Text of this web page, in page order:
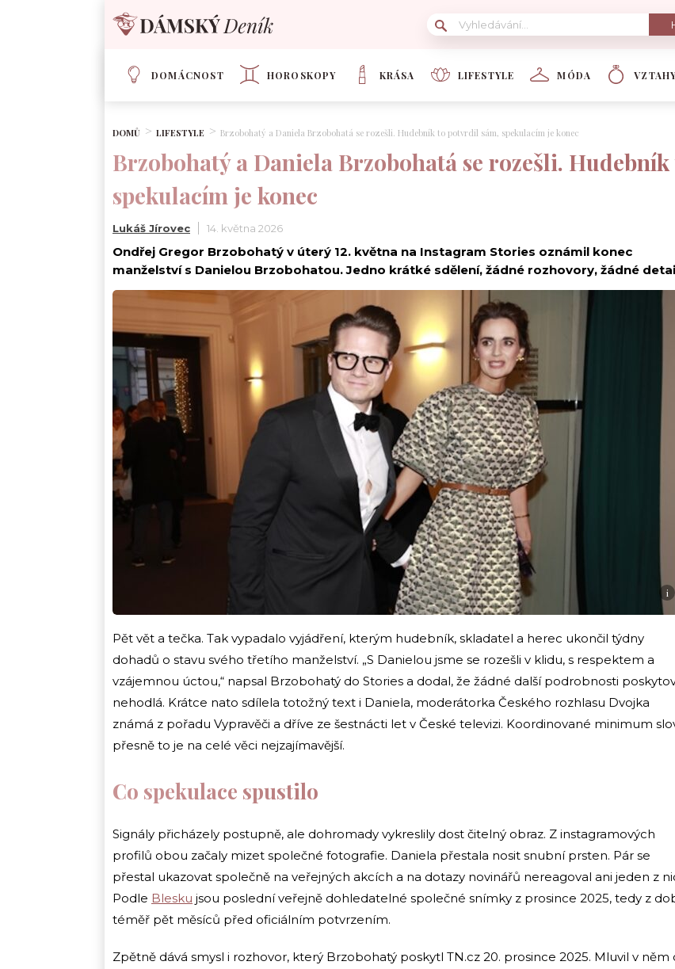
DOMÁCNOST HOROSKOPY KRÁSA LIFESTYLE MÓDA
DOMŮ LIFESTYLE Brzobohatý a Daniela Brzobohatá se rozešli. Hudebník to potvrdil sám, spekulacím je konec
Brzobohatý a Daniela Brzobohatá se rozešli.
spekulacím je konec
Lukáš Jírovec 14. května 2026
Ondřej Gregor Brzobohatý v úterý 12. května na Instagram Stories oznámil konec
manželství s Danielou Brzobohatou. Jedno krátké sdělení, žádné rozhovory, žádné
i
Pět vět a tečka. Tak vypadalo vyjádření, kterým hudebník, skladatel a herec ukončil týdny
dohadů o stavu svého třetího manželství. „S Danielou jsme se rozešli v klidu, s respektem a
vzájemnou úctou,“ napsal Brzobohatý do Stories a dodal, že žádné další podrobnosti
nehodlá. Krátce nato sdílela totožný text i Daniela, moderátorka Českého rozhlasu Dvojka
známá z pořadu Vypravěči a dříve ze šestnácti let v České televizi. Koordinované minimum
přesně to je na celé věci nejzajímavější.
Co spekulace spustilo
Signály přicházely postupně, ale dohromady vykreslily dost čitelný obraz. Z instagramových
profilů obou začaly mizet společné fotografie. Daniela přestala nosit snubní prsten. Pár se
přestal ukazovat společně na veřejných akcích a na dotazy novinářů nereagoval ani jeden z
Podle Blesku jsou poslední veřejně dohledatelné společné snímky z prosince 2025, tedy z
téměř pět měsíců před oficiálním potvrzením.
Zpětně dává smysl i rozhovor, který Brzobohatý poskytl TN.cz 20. prosince 2025. Mluvil v něm